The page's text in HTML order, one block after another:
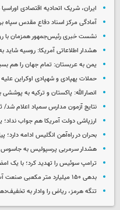
ایران، شریک اتحادیه اقتصادی
آمادگی مرکز اسناد دفاع مقدس سپاه
نشست خبری رئیس‌جمهور همزمان با
هشدار اطلاعاتی آمریکا: روسیه شاید
یمن به عربستان: تمام جهان را هم
حملات پهپادی و شهپادی اوکراین
انصارالله: پاکستان و ترکیه به
نتایج آزمون مدارس سمپاد اعلام شد/
ارزپاشی دولت آمریکا هم جواب نداد؛
بحران در راه‌آهن انگلیس ادامه دارد؛ پیامدهای
هشدار سرمربی پرسپولیس به جاسوس
ترامپ سوئیس را تهدید کرد؛ با یک
بدهی ۱۵۰ میلیارد متر مکعبی صنعت آب به ذخایر زیرزمینی کشور
تنگه هرمز، ریاض را وادار به